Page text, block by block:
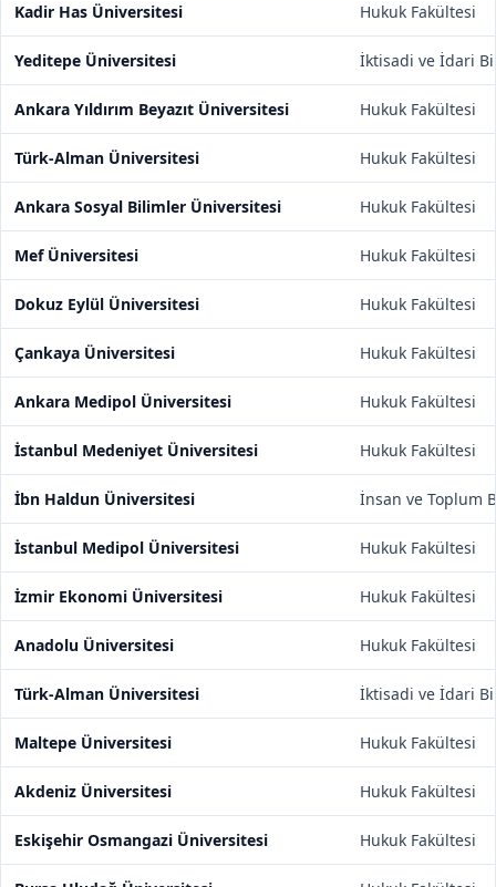
Kadir Has Üniversitesi Hukuk Fakültesi
Yeditepe Üniversitesi İktisadi ve İdari
Ankara Yıldırım Beyazıt Üniversitesi Hukuk Fakültesi
Türk-Alman Üniversitesi Hukuk Fakültesi
Ankara Sosyal Bilimler Üniversitesi Hukuk Fakültesi
Mef Üniversitesi Hukuk Fakültesi
Dokuz Eylül Üniversitesi Hukuk Fakültesi
Çankaya Üniversitesi Hukuk Fakültesi
Ankara Medipol Üniversitesi Hukuk Fakültesi
İstanbul Medeniyet Üniversitesi Hukuk Fakültesi
İbn Haldun Üniversitesi İnsan ve Toplum
İstanbul Medipol Üniversitesi Hukuk Fakültesi
İzmir Ekonomi Üniversitesi Hukuk Fakültesi
Anadolu Üniversitesi Hukuk Fakültesi
Türk-Alman Üniversitesi İktisadi ve İdari
Maltepe Üniversitesi Hukuk Fakültesi
Akdeniz Üniversitesi Hukuk Fakültesi
Eskişehir Osmangazi Üniversitesi Hukuk Fakültesi